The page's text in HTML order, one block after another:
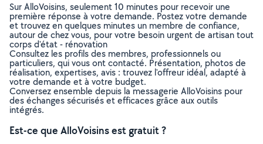
Sur AlloVoisins, seulement 10 minutes pour recevoir une
première réponse à votre demande. Postez votre demande
et trouvez en quelques minutes un membre de confiance,
autour de chez vous, pour votre besoin urgent de artisan tout
corps d'état - rénovation
Consultez les profils des membres, professionnels ou
particuliers, qui vous ont contacté. Présentation, photos de
réalisation, expertises, avis : trouvez l'offreur idéal, adapté à
votre demande et à votre budget.
Conversez ensemble depuis la messagerie AlloVoisins pour
des échanges sécurisés et efficaces grâce aux outils
intégrés.
Est-ce que AlloVoisins est gratuit ?